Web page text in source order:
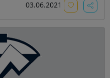
03.06.2021